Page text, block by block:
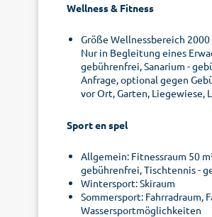
Wellness & Fitness
Größe Wellnessbereich 2000
Nur in Begleitung eines
gebührenfrei, Sanarium -
Anfrage, optional gegen
vor Ort, Garten, Liegewiese,
Sport en spel
Allgemein: Fitnessraum 50
gebührenfrei, Tischtennis -
Wintersport: Skiraum
Sommersport: Fahrradraum,
Wassersportmöglichkeiten